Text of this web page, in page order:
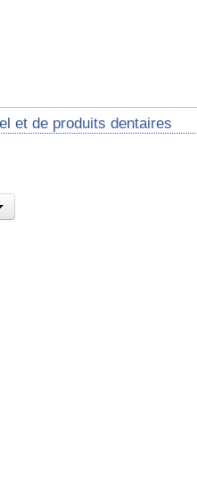
et de produits dentaires